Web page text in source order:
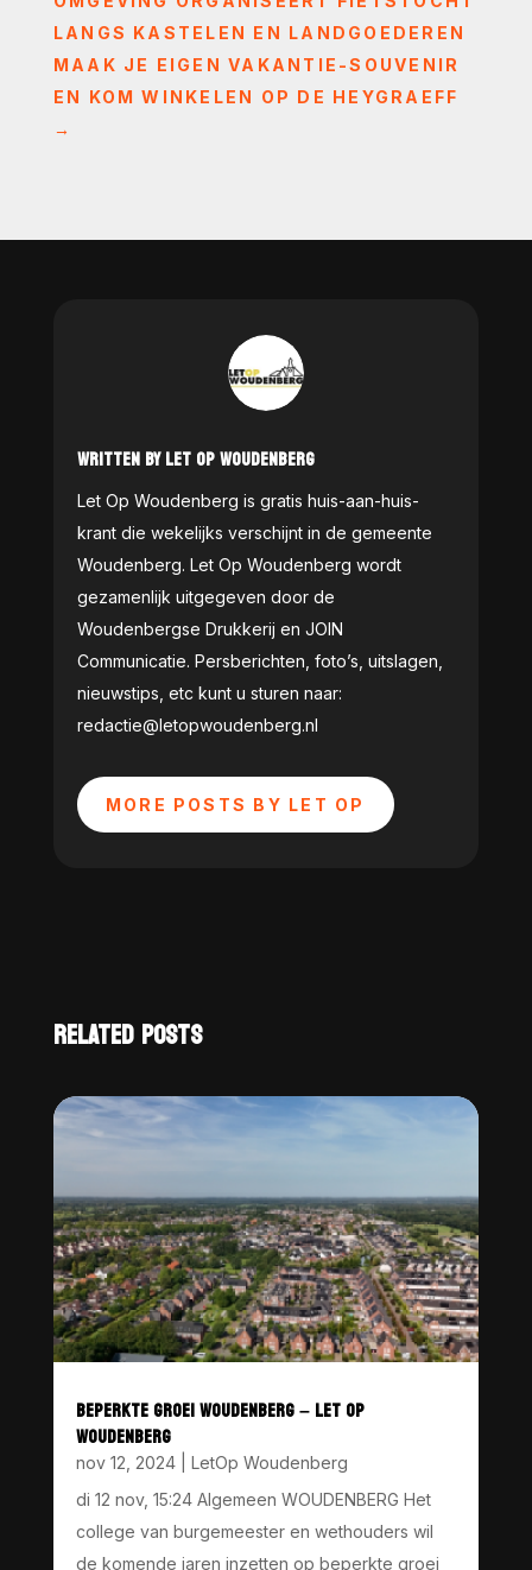
LANGS KASTELEN EN LANDGOEDEREN
MAAK JE EIGEN VAKANTIE-SOUVENIR
EN KOM WINKELEN OP DE HEYGRAEFF
→
WRITTEN BY LET OP WOUDENBERG
Let Op Woudenberg is gratis huis-aan-huis-
krant die wekelijks verschijnt in de gemeente
Woudenberg. Let Op Woudenberg wordt
gezamenlijk uitgegeven door de
Woudenbergse Drukkerij en JOIN
Communicatie. Persberichten, foto’s, uitslagen,
nieuwstips, etc kunt u sturen naar:
redactie@letopwoudenberg.nl
MORE POSTS BY LET OP
RELATED POSTS
BEPERKTE GROEI WOUDENBERG – LET OP
WOUDENBERG
nov 12, 2024| LetOp Woudenberg
di 12 nov, 15:24 Algemeen WOUDENBERG Het
college van burgemeester en wethouders wil
de komende jaren inzetten op beperkte groei